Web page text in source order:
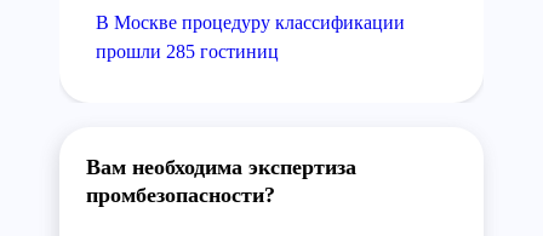
В Москве процедуру классификации
прошли 285 гостиниц
Вам необходима экспертиза
промбезопасности?